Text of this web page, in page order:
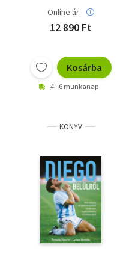
Online ár:
12 890 Ft
Kosárba
4 - 6 munkanap
KÖNYV